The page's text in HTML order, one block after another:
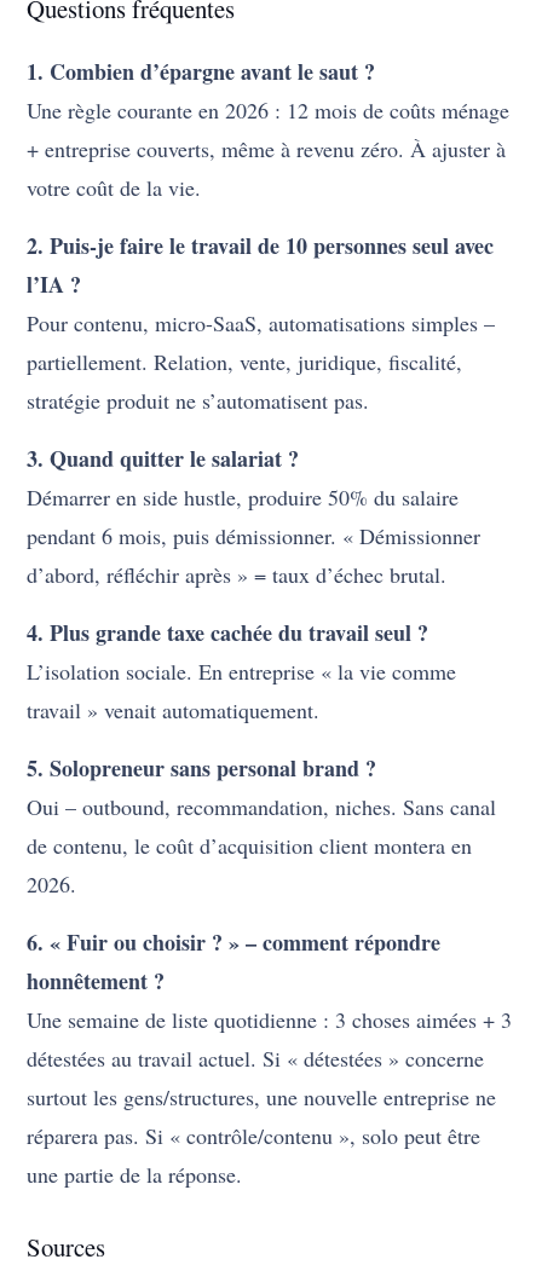
Questions fréquentes
1. Combien d’épargne avant le saut ?
Une règle courante en 2026 : 12 mois de coûts ménage
+ entreprise couverts, même à revenu zéro. À ajuster à
votre coût de la vie.
2. Puis-je faire le travail de 10 personnes seul avec
l’IA ?
Pour contenu, micro-SaaS, automatisations simples –
partiellement. Relation, vente, juridique, fiscalité,
stratégie produit ne s’automatisent pas.
3. Quand quitter le salariat ?
Démarrer en side hustle, produire 50% du salaire
pendant 6 mois, puis démissionner. « Démissionner
d’abord, réfléchir après » = taux d’échec brutal.
4. Plus grande taxe cachée du travail seul ?
L’isolation sociale. En entreprise « la vie comme
travail » venait automatiquement.
5. Solopreneur sans personal brand ?
Oui – outbound, recommandation, niches. Sans canal
de contenu, le coût d’acquisition client montera en
2026.
6. « Fuir ou choisir ? » – comment répondre
honnêtement ?
Une semaine de liste quotidienne : 3 choses aimées + 3
détestées au travail actuel. Si « détestées » concerne
surtout les gens/structures, une nouvelle entreprise ne
réparera pas. Si « contrôle/contenu », solo peut être
une partie de la réponse.
Sources